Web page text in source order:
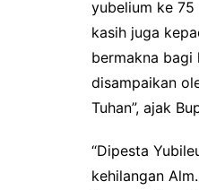
yubelium ke
kasih juga
bermakna bagi
disampaikan
Tuhan”, ajak
“Dipesta
kehilangan